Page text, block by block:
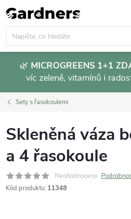
Přejít
na
obsah
🌿 MICROGREENS 1+1
víc zeleně, vitamínů i
Sety s řasokoulemi
Skleněná váza
a 4 řasokoule
Neohodnoceno
Kód produktu: 11348